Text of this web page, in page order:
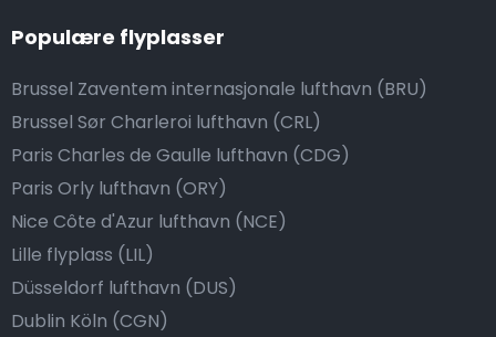
Populære flyplasser
Brussel Zaventem internasjonale lufthavn (BRU)
Brussel Sør Charleroi lufthavn (CRL)
Paris Charles de Gaulle lufthavn (CDG)
Paris Orly lufthavn (ORY)
Nice Côte d'Azur lufthavn (NCE)
Lille flyplass (LIL)
Düsseldorf lufthavn (DUS)
Dublin Köln (CGN)